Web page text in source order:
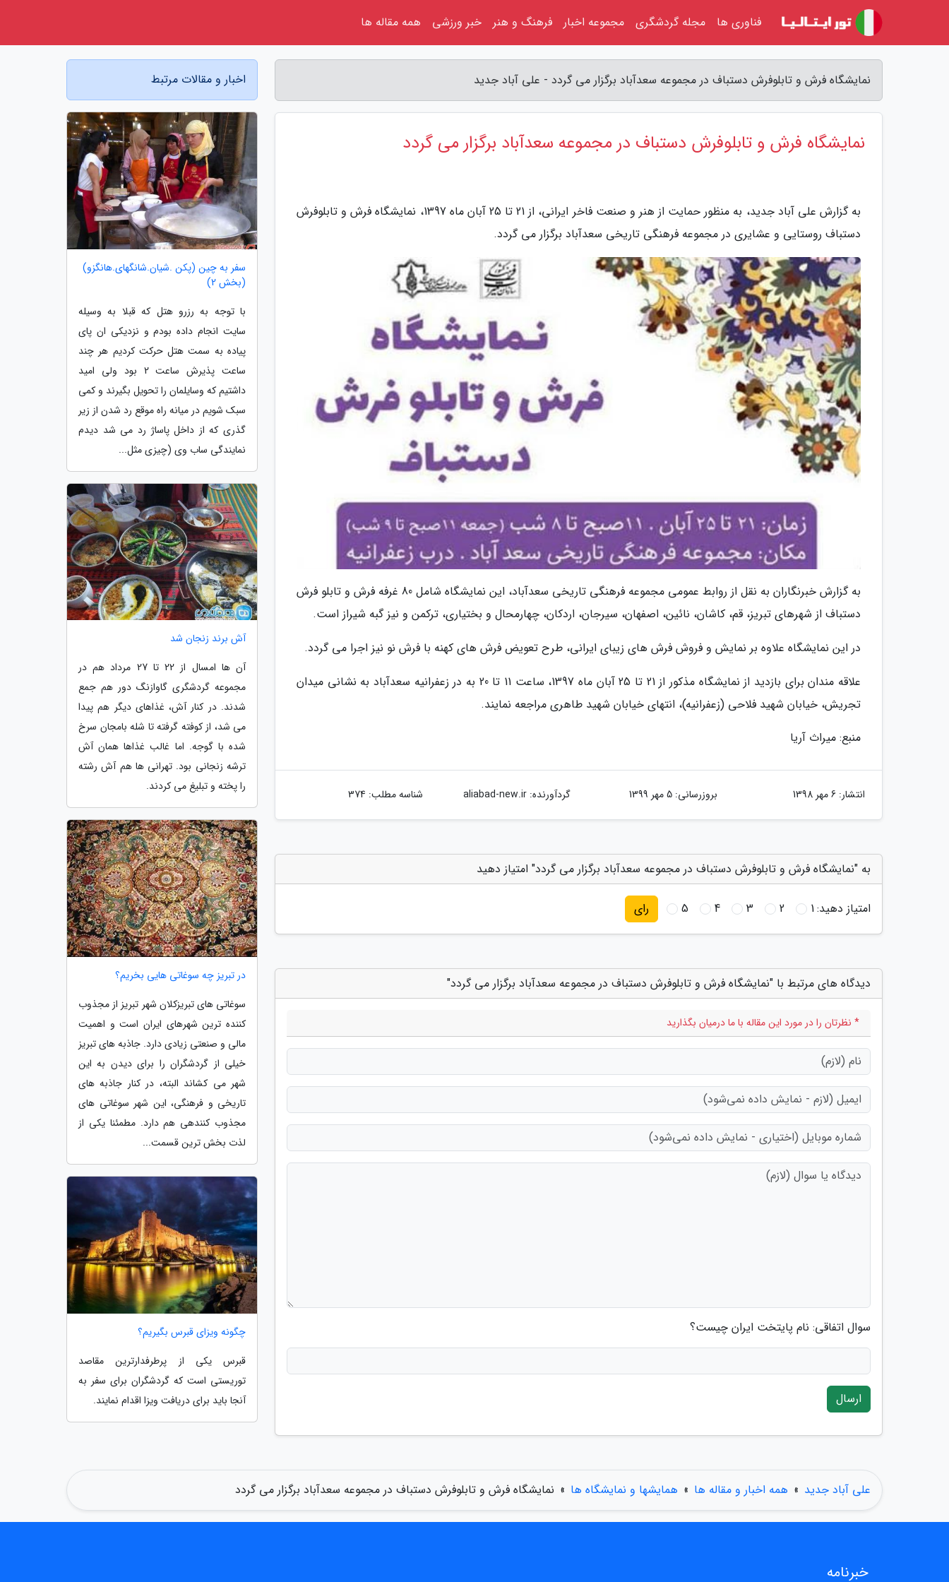
نمایشگاه فرش و تابلوفرش دستباف در مجموعه سعدآباد برگزار می گردد - علی آباد جدید
نمایشگاه فرش و تابلوفرش دستباف در مجموعه سعدآباد برگزار می گردد
به گزارش علی آباد جدید، به منظور حمایت از هنر و صنعت فاخر ایرانی، از 21 تا 25 آبان ماه 1397، نمایشگاه فرش و تابلوفرش
دستباف روستایی و عشایری در مجموعه فرهنگی تاریخی سعدآباد برگزار می گردد.
به گزارش خبرنگاران به نقل از روابط عمومی مجموعه فرهنگی تاریخی سعدآباد، این نمایشگاه شامل 80 غرفه فرش و تابلو فرش
دستباف از شهرهای تبریز، قم، کاشان، نائین، اصفهان، سیرجان، اردکان، چهارمحال و بختیاری، ترکمن و نیز گبه شیراز است.
در این نمایشگاه علاوه بر نمایش و فروش فرش های زیبای ایرانی، طرح تعویض فرش های کهنه با فرش نو نیز اجرا می گردد.
علاقه مندان برای بازدید از نمایشگاه مذکور از 21 تا 25 آبان ماه 1397، ساعت 11 تا 20 به در زعفرانیه سعدآباد به نشانی میدان
تجریش، خیابان شهید فلاحی (زعفرانیه)، انتهای خیابان شهید طاهری مراجعه نمایند.
منبع: میراث آریا
انتشار: 6 مهر 1398 بروزرسانی: 5 مهر 1399 گردآورنده:aliabad-new.ir شناسه مطلب: 374
به "نمایشگاه فرش و تابلوفرش دستباف در مجموعه سعدآباد برگزار می گردد" امتیاز دهید
امتیاز دهید:1
2
3
4
5 رای
دیدگاه های مرتبط با "نمایشگاه فرش و تابلوفرش دستباف در مجموعه سعدآباد برگزار می گردد"
* نظرتان را در مورد این مقاله با ما درمیان بگذارید
سوال اتفاقی: نام پایتخت ایران چیست؟
ارسال
اخبار و مقالات مرتبط
سفر به چین (پکن .شیان.شانگهای.هانگزو)
(بخش 2)
با توجه به رزرو هتل که قبلا به وسیله
سایت انجام داده بودم و نزدیکی ان پای
پیاده به سمت هتل حرکت کردیم هر چند
ساعت پذیرش ساعت 2 بود ولی امید
داشتیم که وسایلمان را تحویل بگیرند و کمی
سبک شویم در میانه راه موقع رد شدن از زیر
گذری که از داخل پاساژ رد می شد دیدم
نمایندگی ساب وی (چیزی مثل...
آش برند زنجان شد
آن ها امسال از 22 تا 27 مرداد هم در
مجموعه گردشگری گاوازنگ دور هم جمع
شدند. در کنار آش، غذاهای دیگر هم پیدا
می شد، از کوفته گرفته تا شله بامجان سرخ
شده با گوجه. اما غالب غذاها همان آش
ترشه زنجانی بود. تهرانی ها هم آش رشته
را پخته و تبلیغ می کردند.
در تبریز چه سوغاتی هایی بخریم؟
سوغاتی های تبریزکلان شهر تبریز از مجذوب
کننده ترین شهرهای ایران است و اهمیت
مالی و صنعتی زیادی دارد. جاذبه های تبریز
خیلی از گردشگران را برای دیدن به این
شهر می کشاند البته، در کنار جاذبه های
تاریخی و فرهنگی، این شهر سوغاتی های
مجذوب کنندهی هم دارد. مطمئنا یکی از
لذت بخش ترین قسمت...
چگونه ویزای قبرس بگیریم؟
قبرس یکی از پرطرفدارترین مقاصد
توریستی است که گردشگران برای سفر به
آنجا باید برای دریافت ویزا اقدام نمایند.
علی آباد جدید » همه اخبار و مقاله ها » همایشها و نمایشگاه ها » نمایشگاه فرش و تابلوفرش دستباف در مجموعه سعدآباد برگزار می گردد
فناوری ها مجله گردشگری مجموعه اخبار فرهنگ و هنر خبر ورزشی همه مقاله ها
خبرنامه